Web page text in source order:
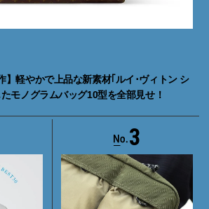
】軽やかで上品な新素材｢ルイ･ヴィトン シ
モノグラムバッグ10型を全部見せ！
3